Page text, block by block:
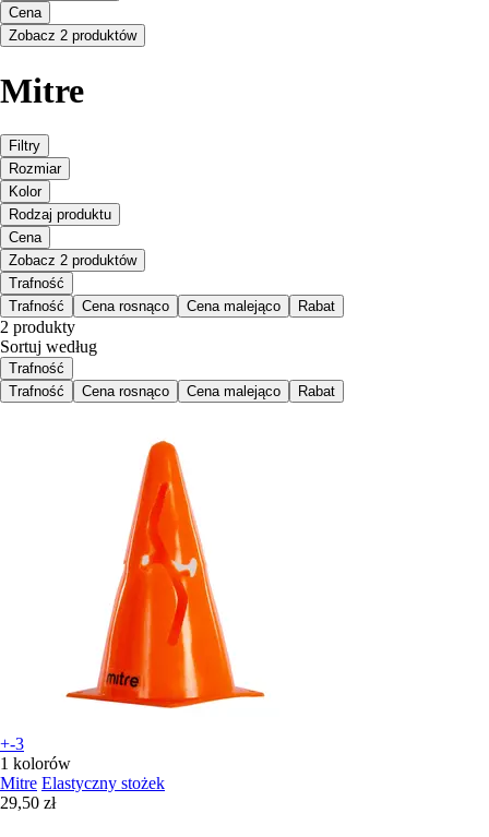
Cena
Zobacz 2 produktów
Mitre
Filtry
Rozmiar
Kolor
Rodzaj produktu
Cena
Zobacz 2 produktów
Trafność
Trafność
Cena rosnąco Cena malejąco Rabat
2 produkty
Sortuj według
Trafność
Trafność
Cena rosnąco Cena malejąco Rabat
+-3
1 kolorów
Mitre Elastyczny stożek
29,50 zł